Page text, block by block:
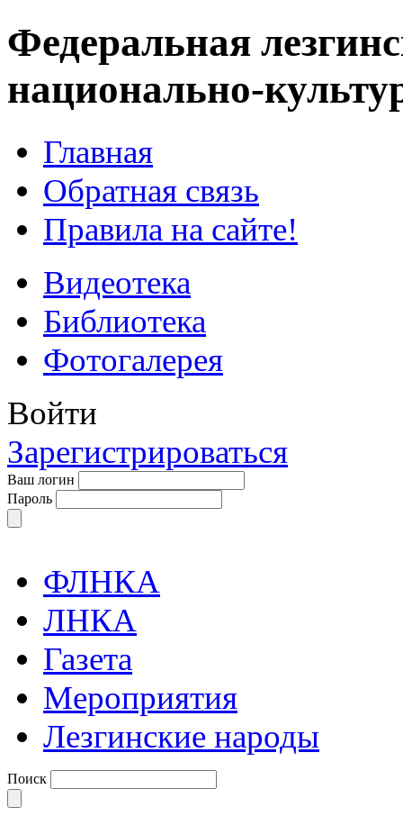
Федеральная
национально-
Главная
Обратная связь
Правила на сайте!
Видеотека
Библиотека
Фотогалерея
Войти
Зарегистрироваться
Ваш логин
Пароль
ФЛНКА
ЛНКА
Газета
Мероприятия
Лезгинские народы
Поиск